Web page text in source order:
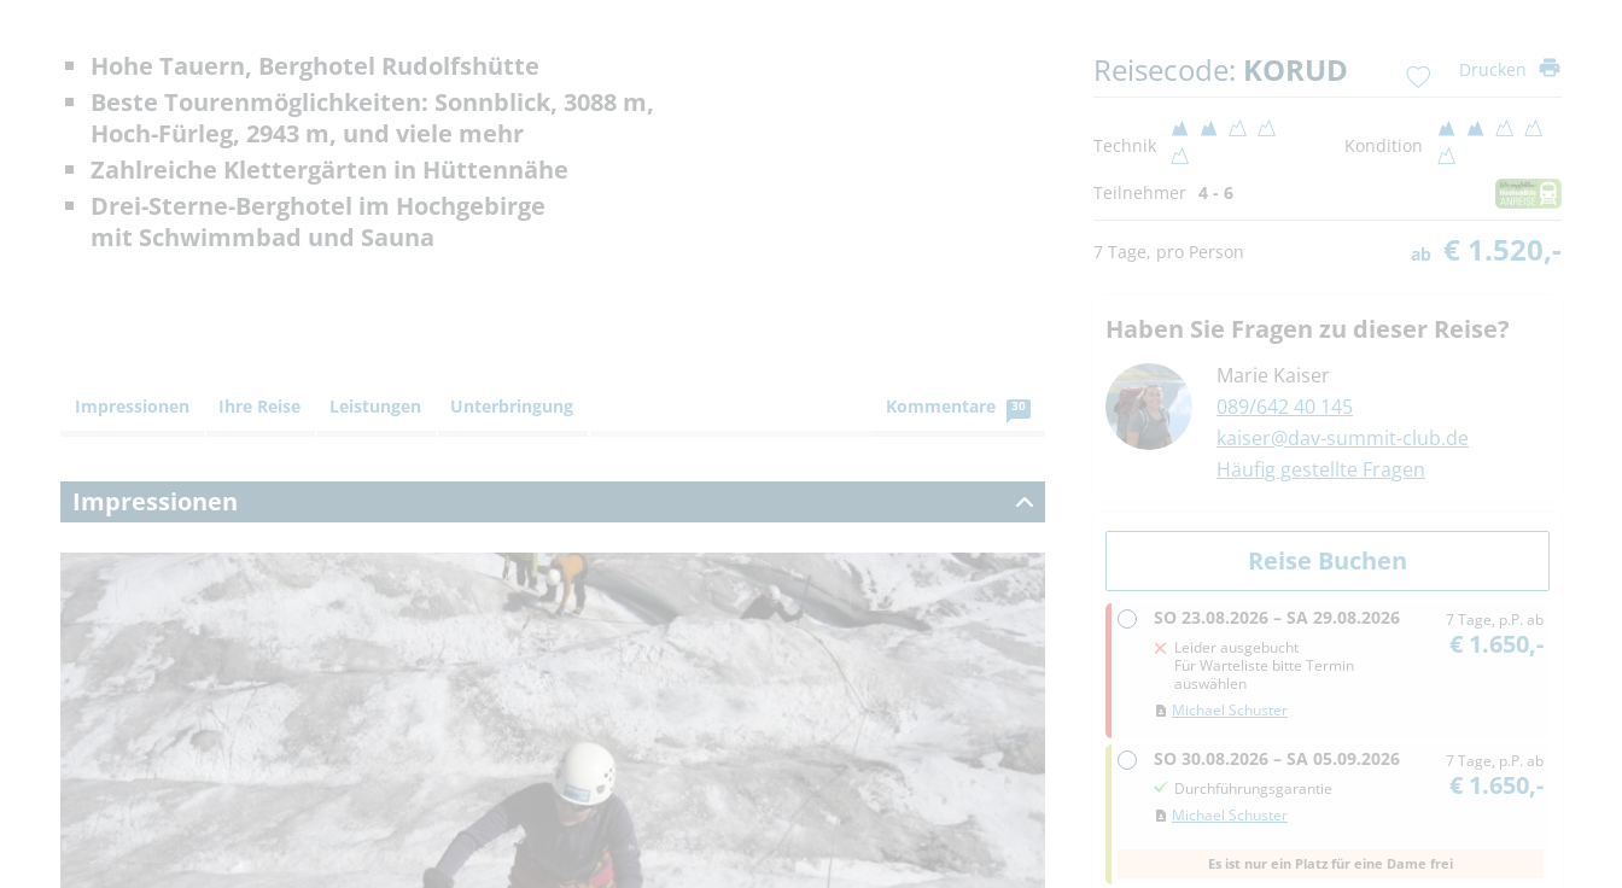
Hohe Tauern, Berghotel Rudolfshütte
Beste Tourenmöglichkeiten: Sonnblick, 3088 m,
Hoch-Fürleg, 2943 m, und viele mehr
Zahlreiche Klettergärten in Hüttennähe
Drei-Sterne-Berghotel im Hochgebirge
mit Schwimmbad und Sauna
Impressionen Ihre Reise Leistungen Unterbringung Kommentare 30
Impressionen
Reisecode: KORUD Drucken
Technik Kondition
Teilnehmer 4 - 6
7 Tage, pro Person ab € 1.520,-
Haben Sie Fragen zu dieser Reise?
Marie Kaiser
089/642 40 145
kaiser@dav-summit-club.de
Häufig gestellte Fragen
SO 23.08.2026 – SA 29.08.2026
Leider ausgebucht
Für Warteliste bitte Termin
auswählen
Michael Schuster
7 Tage, p.P. ab
€ 1.650,-
SO 30.08.2026 – SA 05.09.2026
Durchführungsgarantie
Michael Schuster
7 Tage, p.P. ab
€ 1.650,-
Es ist nur ein Platz für eine Dame frei